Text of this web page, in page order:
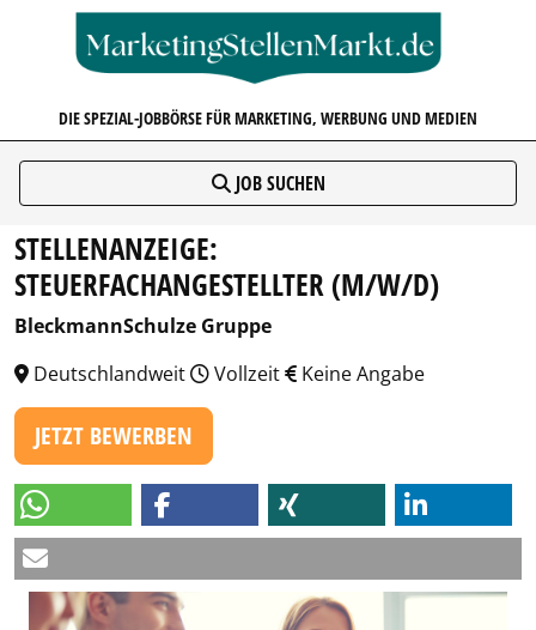
DIE SPEZIAL-JOBBÖRSE FÜR MARKETING, WERBUNG UND MEDIEN
JOB SUCHEN
STELLENANZEIGE:
STEUERFACHANGESTELLTER (M/W/D)
BleckmannSchulze Gruppe
Deutschlandweit
Vollzeit Keine Angabe
JETZT BEWERBEN